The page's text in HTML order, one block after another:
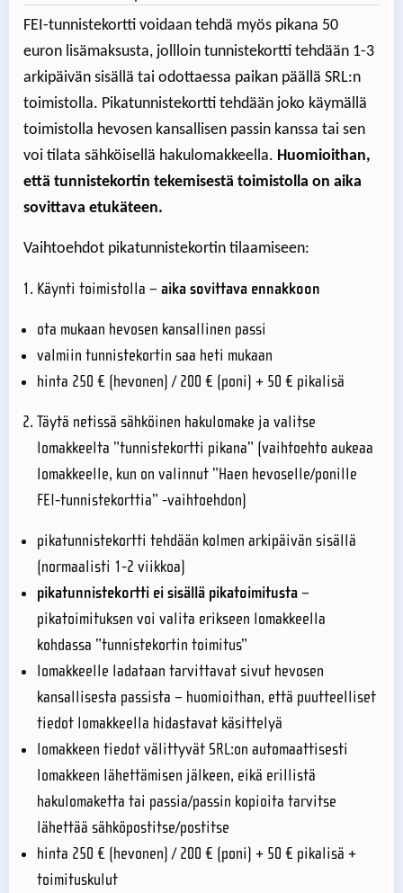
FEI-tunnistekortti voidaan tehdä myös pikana 50
euron lisämaksusta, jollloin tunnistekortti tehdään 1-3
arkipäivän sisällä tai odottaessa paikan päällä SRL:n
toimistolla. Pikatunnistekortti tehdään joko käymällä
toimistolla hevosen kansallisen passin kanssa tai sen
voi tilata sähköisellä hakulomakkeella. Huomioithan,
että tunnistekortin tekemisestä toimistolla on aika
sovittava etukäteen.
Vaihtoehdot pikatunnistekortin tilaamiseen:
Käynti toimistolla –aika sovittava ennakkoon
ota mukaan hevosen kansallinen passi
valmiin tunnistekortin saa heti mukaan
hinta 250 € (hevonen) / 200 € (poni) + 50 € pikalisä
Täytä netissä sähköinen hakulomake ja valitse
lomakkeelta ”tunnistekortti pikana” (vaihtoehto aukeaa
lomakkeelle, kun on valinnut ”Haen hevoselle/ponille
FEI-tunnistekorttia” -vaihtoehdon)
pikatunnistekortti tehdään kolmen arkipäivän sisällä
(normaalisti 1-2 viikkoa)
pikatunnistekortti ei sisällä pikatoimitusta–
pikatoimituksen voi valita erikseen lomakkeella
kohdassa ”tunnistekortin toimitus”
lomakkeelle ladataan tarvittavat sivut hevosen
kansallisesta passista – huomioithan, että puutteelliset
tiedot lomakkeella hidastavat käsittelyä
lomakkeen tiedot välittyvät SRL:on automaattisesti
lomakkeen lähettämisen jälkeen, eikä erillistä
hakulomaketta tai passia/passin kopioita tarvitse
lähettää sähköpostitse/postitse
hinta 250 € (hevonen) / 200 € (poni) + 50 € pikalisä +
toimituskulut